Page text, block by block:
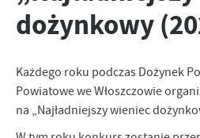
dożynkowy
Każdego roku podczas Dożynek
Powiatowe we Włoszczowie
na „Najładniejszy wieniec
personalizację określonych
treści.
korzystania z funkcjonalności naszej
jej do Twoich indywidualnych
funkcjonalne i personalizacyjne pliki
dostępność większej ilości funkcji na
Analityczne
Analityczne pliki cookies pomagają nam